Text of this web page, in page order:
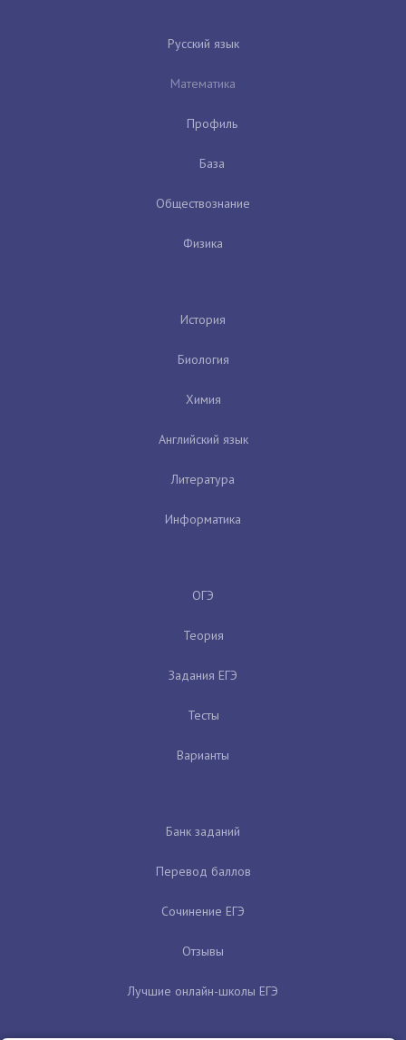
Русский язык
Математика
Профиль
База
Обществознание
Физика
История
Биология
Химия
Английский язык
Литература
Информатика
ОГЭ
Теория
Задания ЕГЭ
Тесты
Варианты
Банк заданий
Перевод баллов
Сочинение ЕГЭ
Отзывы
Лучшие онлайн-школы ЕГЭ